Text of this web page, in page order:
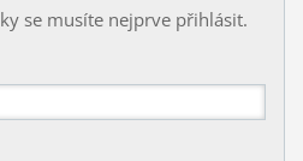
se musíte nejprve přihlásit.